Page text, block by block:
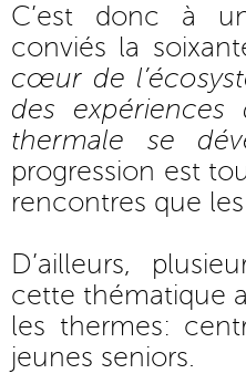
C’est donc à
conviés la
cœur de
des
thermale se
progression est
rencontres que
D’ailleurs,
cette thématique
les thermes:
jeunes seniors.